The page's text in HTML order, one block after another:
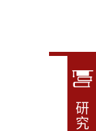
研
究